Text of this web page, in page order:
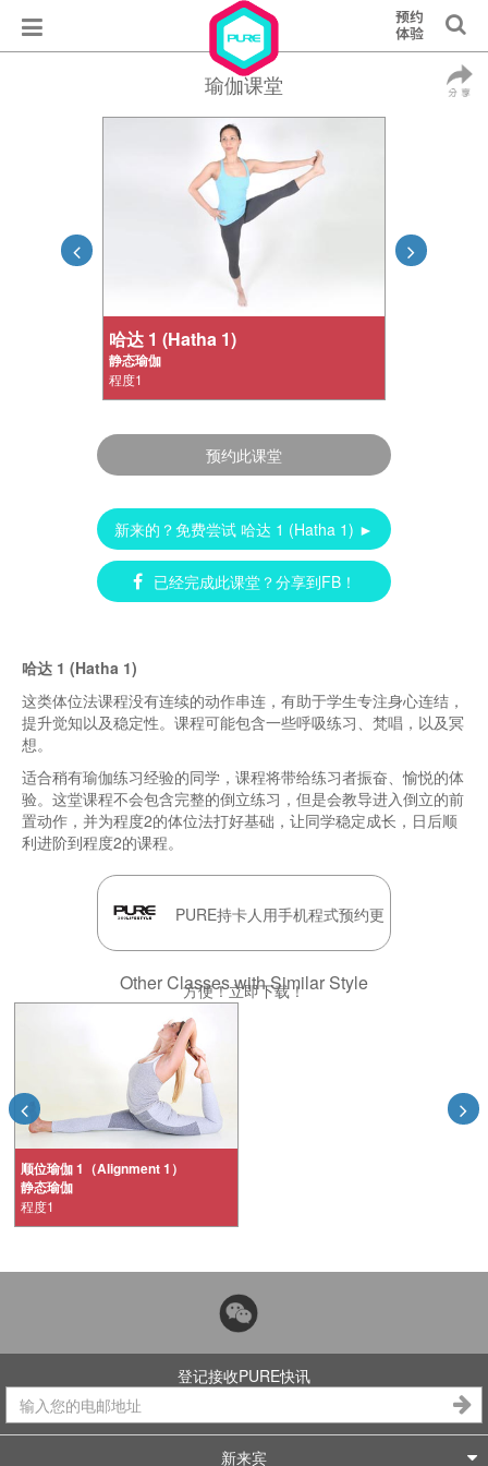
瑜伽课堂
哈达 1 (Hatha 1)
静态瑜伽
程度1
预约此课堂
新来的？免费尝试 哈达 1 (Hatha 1) ►
已经完成此课堂？分享到FB！
哈达 1 (Hatha 1)
这类体位法课程没有连续的动作串连，有助于学生专注身心连结，
提升觉知以及稳定性。课程可能包含一些呼吸练习、梵唱，以及冥
想。
适合稍有瑜伽练习经验的同学，课程将带给练习者振奋、愉悦的体
验。这堂课程不会包含完整的倒立练习，但是会教导进入倒立的前
置动作，并为程度2的体位法打好基础，让同学稳定成长，日后顺
利进阶到程度2的课程。
PURE持卡人用手机程式预约更
方便！立即下载！
Other Classes with Similar Style
顺位瑜伽 1（Alignment 1）
静态瑜伽
程度1
登记接收PURE快讯
新来宾